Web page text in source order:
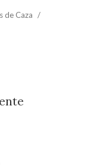
de Caza